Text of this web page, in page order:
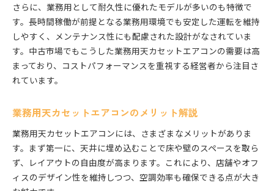
さらに、業務用として耐久性に優れたモデルが多いのも特徴で
す。長時間稼働が前提となる業務用環境でも安定した運転を維持
しやすく、メンテナンス性にも配慮された設計がなされていま
す。中古市場でもこうした業務用天カセットエアコンの需要は高
まっており、コストパフォーマンスを重視する経営者から注目さ
れています。
業務用天カセットエアコンのメリット解説
業務用天カセットエアコンには、さまざまなメリットがありま
す。まず第一に、天井に埋め込むことで床や壁のスペースを取ら
ず、レイアウトの自由度が高まります。これにより、店舗やオフ
ィスのデザイン性を維持しつつ、空調効率も確保できる点が大き